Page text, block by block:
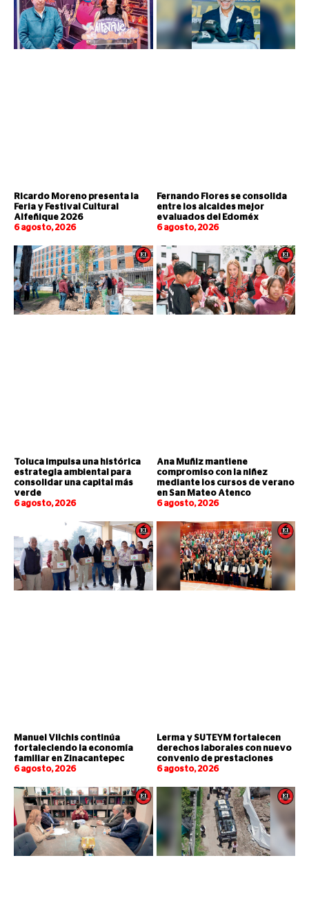
Ricardo Moreno presenta la
Feria y Festival Cultural
Alfeñique 2026
6 agosto, 2026
Fernando Flores se consolida
entre los alcaldes mejor
evaluados del Edoméx
6 agosto, 2026
Toluca impulsa una histórica
estrategia ambiental para
consolidar una capital más
verde
6 agosto, 2026
Ana Muñiz mantiene
compromiso con la niñez
mediante los cursos de verano
en San Mateo Atenco
6 agosto, 2026
Manuel Vilchis continúa
fortaleciendo la economía
familiar en Zinacantepec
6 agosto, 2026
Lerma y SUTEYM fortalecen
derechos laborales con nuevo
convenio de prestaciones
6 agosto, 2026